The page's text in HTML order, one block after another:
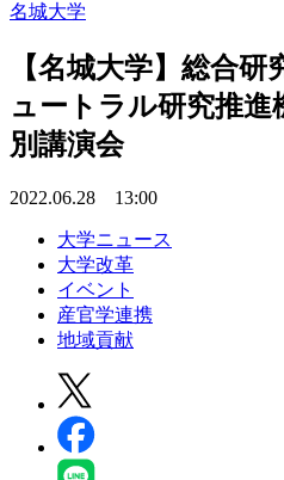
名城大学
【名城大学】総合
ュートラル研究推進
別講演会
2022.06.28 13:00
大学ニュース
大学改革
イベント
産官学連携
地域貢献